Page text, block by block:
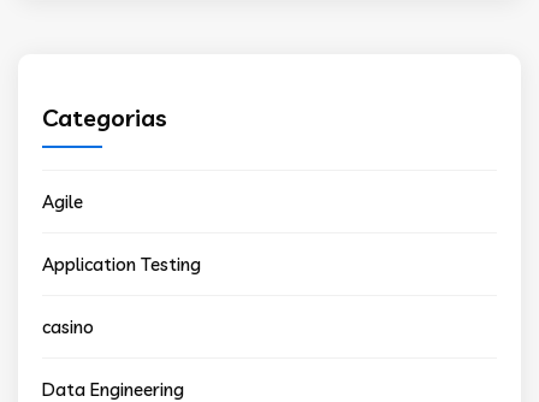
Categorias
Agile
Application Testing
casino
Data Engineering